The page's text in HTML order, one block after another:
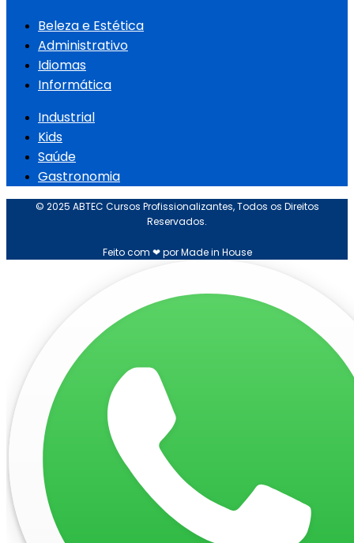
Beleza e Estética
Administrativo
Idiomas
Informática
Industrial
Kids
Saúde
Gastronomia
© 2025 ABTEC Cursos Profissionalizantes, Todos os Direitos
Reservados.
Feito com ❤ por Made in House